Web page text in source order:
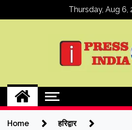
Thursday, Aug 6,
ipressindia
Home
हरिद्वार